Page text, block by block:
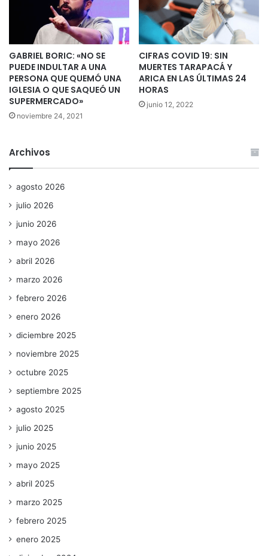
GABRIEL BORIC: «NO SE
PUEDE INDULTAR A UNA
PERSONA QUE QUEMÓ UNA
IGLESIA O QUE SAQUEÓ UN
SUPERMERCADO»
noviembre 24, 2021
CIFRAS COVID 19: SIN
MUERTES TARAPACÁ Y
ARICA EN LAS ÚLTIMAS 24
HORAS
junio 12, 2022
Archivos
agosto 2026
julio 2026
junio 2026
mayo 2026
abril 2026
marzo 2026
febrero 2026
enero 2026
diciembre 2025
noviembre 2025
octubre 2025
septiembre 2025
agosto 2025
julio 2025
junio 2025
mayo 2025
abril 2025
marzo 2025
febrero 2025
enero 2025